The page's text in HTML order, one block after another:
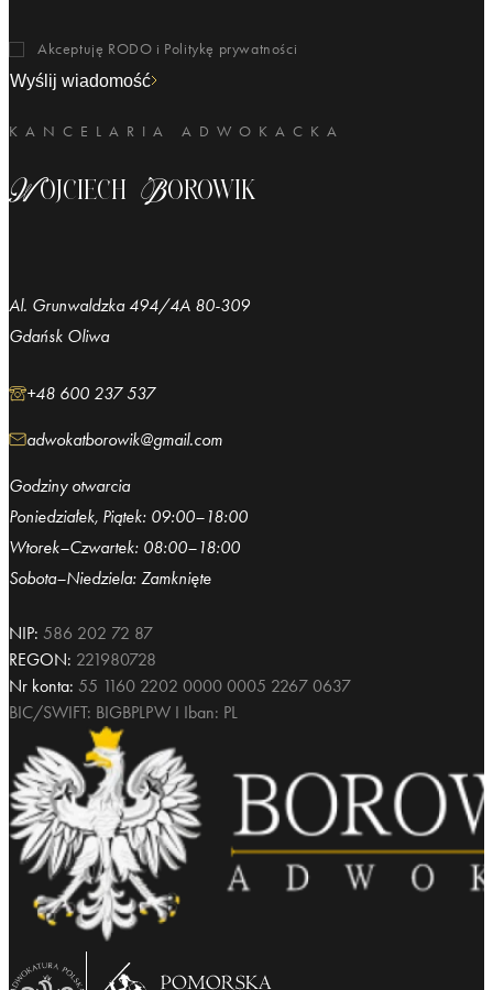
NIP: 586 202 72 87
REGON: 221980728
Nr konta: 55 1160 2202 0000 0005 2267 0637
BIC/SWIFT: BIGBPLPW I Iban: PL
KANCELARIA ADWOKACKA
Wojciech Borowik
Al. Grunwaldzka 494/4A 80-309
Gdańsk Oliwa
+48 600 237 537
adwokatborowik@gmail.com
Godziny otwarcia
Poniedziałek, Piątek: 09:00–18:00
Wtorek–Czwartek: 08:00–18:00
Sobota–Niedziela: Zamknięte
Akceptuję RODO i Politykę prywatności
Wyślij wiadomość